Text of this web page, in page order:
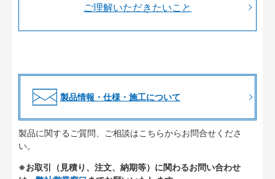
ご理解いただきたいこと
製品情報・仕様・施工について
製品に関するご質問、ご相談はこちらからお問合せくださ
い。
※お取引（見積り、注文、納期等）に関わるお問い合わせ